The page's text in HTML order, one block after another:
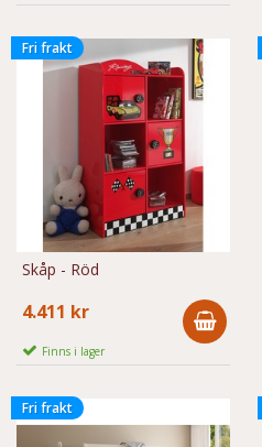
Fri frakt
Skåp - Röd
4.411 kr
Finns i lager
Fri frakt